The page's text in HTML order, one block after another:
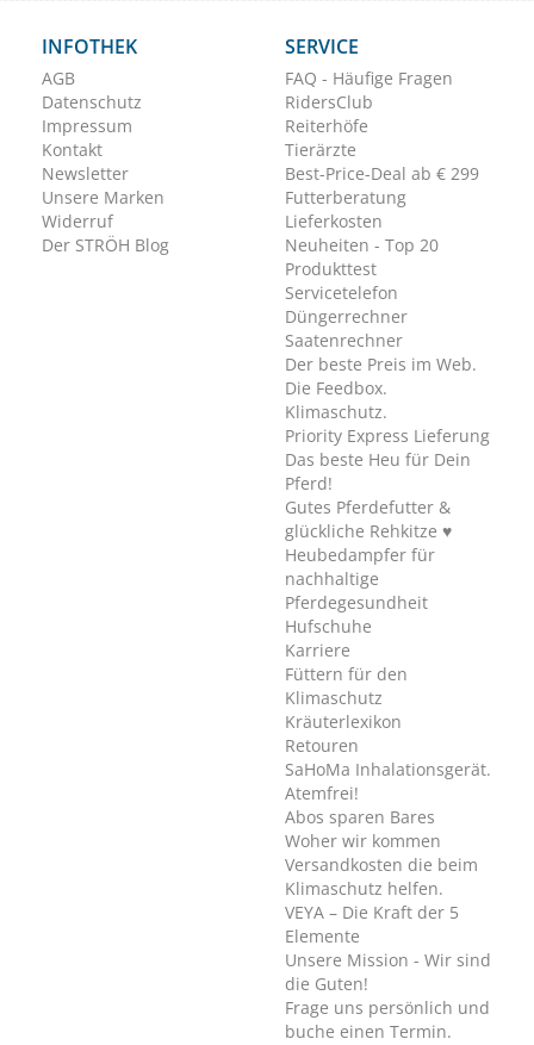
INFOTHEK
AGB
Datenschutz
Impressum
Kontakt
Newsletter
Unsere Marken
Widerruf
Der STRÖH Blog
SERVICE
FAQ - Häufige Fragen
RidersClub
Reiterhöfe
Tierärzte
Best-Price-Deal ab € 299
Futterberatung
Lieferkosten
Neuheiten - Top 20
Produkttest
Servicetelefon
Düngerrechner
Saatenrechner
Der beste Preis im Web.
Die Feedbox.
Klimaschutz.
Priority Express Lieferung
Das beste Heu für Dein
Pferd!
Gutes Pferdefutter &
glückliche Rehkitze ♥
Heubedampfer für
nachhaltige
Pferdegesundheit
Hufschuhe
Karriere
Füttern für den
Klimaschutz
Kräuterlexikon
Retouren
SaHoMa Inhalationsgerät.
Atemfrei!
Abos sparen Bares
Woher wir kommen
Versandkosten die beim
Klimaschutz helfen.
VEYA – Die Kraft der 5
Elemente
Unsere Mission - Wir sind
die Guten!
Frage uns persönlich und
buche einen Termin.